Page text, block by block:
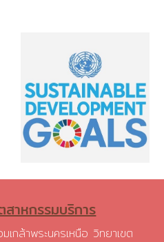
าหกรรมบริการ
เกล้าพระนครเหนือ วิทยาเขต